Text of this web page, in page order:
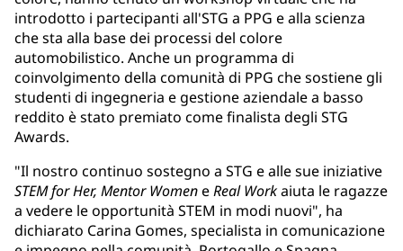
introdotto i partecipanti all'STG a PPG e alla scienza
che sta alla base dei processi del colore
automobilistico. Anche un programma di
coinvolgimento della comunità di PPG che sostiene gli
studenti di ingegneria e gestione aziendale a basso
reddito è stato premiato come finalista degli STG
Awards.
"Il nostro continuo sostegno a STG e alle sue iniziative
STEM for Her, Mentor WomeneReal Workaiuta le ragazze
a vedere le opportunità STEM in modi nuovi", ha
dichiarato Carina Gomes, specialista in comunicazione